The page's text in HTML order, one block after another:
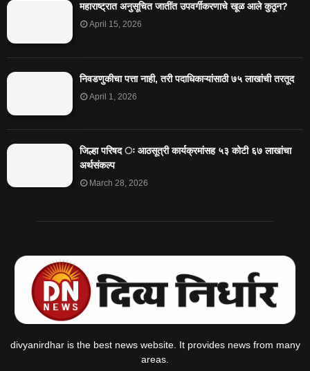
महाराष्ट्रात अनुसूचित जातींत उपवर्गीकरणाचे खूळ आले कुठून?
April 15, 2026
निवडणुकीचा पत्ता नाही, तरी पदाधिकाऱ्यांसाठी ७५ लाखांची तरतूद
April 1, 2026
जिल्हा परिषद ः आठसूत्री कार्यक्रमांसह ५३ कोटी ६७ लाखांचा
अर्थसंकल्प
March 28, 2026
divyanirdhar is the best news website. It provides news from many
areas.